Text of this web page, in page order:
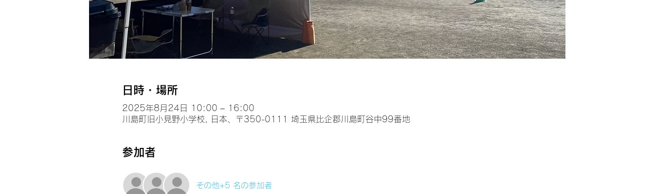
日時・場所
2025年8月24日 10:00 – 16:00
川島町旧小見野小学校, 日本、〒350-0111 埼玉県比企郡川島町谷中99番地
参加者
その他+5 名の参加者